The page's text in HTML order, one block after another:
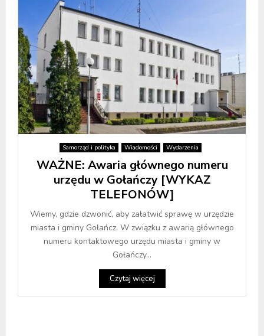
Samorząd i polityka Wiadomości Wydarzenia
WAŻNE: Awaria głównego numeru
urzędu w Gołańczy [WYKAZ
TELEFONÓW]
Wiemy, gdzie dzwonić, aby załatwić sprawę w urzędzie
miasta i gminy Gołańcz. W związku z awarią głównego
numeru kontaktowego urzędu miasta i gminy w
Gołańczy...
Czytaj więcej